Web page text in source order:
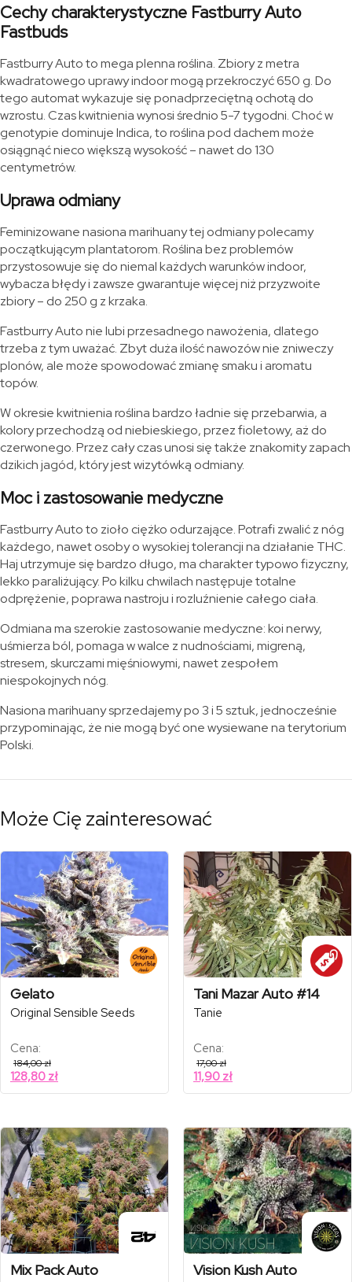
Cechy charakterystyczne Fastburry Auto
Fastbuds
Fastburry Auto to mega plenna roślina. Zbiory z metra
kwadratowego uprawy indoor mogą przekroczyć 650 g. Do
tego automat wykazuje się ponadprzeciętną ochotą do
wzrostu. Czas kwitnienia wynosi średnio 5-7 tygodni. Choć w
genotypie dominuje Indica, to roślina pod dachem może
osiągnąć nieco większą wysokość – nawet do 130
centymetrów.
Uprawa odmiany
Feminizowane nasiona marihuany tej odmiany polecamy
początkującym plantatorom. Roślina bez problemów
przystosowuje się do niemal każdych warunków indoor,
wybacza błędy i zawsze gwarantuje więcej niż przyzwoite
zbiory – do 250 g z krzaka.
Fastburry Auto nie lubi przesadnego nawożenia, dlatego
trzeba z tym uważać. Zbyt duża ilość nawozów nie zniweczy
plonów, ale może spowodować zmianę smaku i aromatu
topów.
W okresie kwitnienia roślina bardzo ładnie się przebarwia, a
kolory przechodzą od niebieskiego, przez fioletowy, aż do
czerwonego. Przez cały czas unosi się także znakomity zapach
dzikich jagód, który jest wizytówką odmiany.
Moc i zastosowanie medyczne
Fastburry Auto to zioło ciężko odurzające. Potrafi zwalić z nóg
każdego, nawet osoby o wysokiej tolerancji na działanie THC.
Haj utrzymuje się bardzo długo, ma charakter typowo fizyczny,
lekko paraliżujący. Po kilku chwilach następuje totalne
odprężenie, poprawa nastroju i rozluźnienie całego ciała.
Odmiana ma szerokie zastosowanie medyczne: koi nerwy,
uśmierza ból, pomaga w walce z nudnościami, migreną,
stresem, skurczami mięśniowymi, nawet zespołem
niespokojnych nóg.
Nasiona marihuany sprzedajemy po 3 i 5 sztuk, jednocześnie
przypominając, że nie mogą być one wysiewane na terytorium
Polski.
Może Cię zainteresować
Gelato
Original Sensible Seeds
Cena:
184,00zł
128,80 zł
Tani Mazar Auto #14
Tanie
Cena:
17,00zł
11,90 zł
Mix Pack Auto Vision Kush Auto